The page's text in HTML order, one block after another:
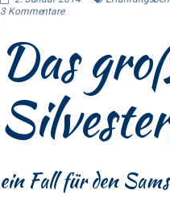
3 Kommentare
Das
ein Fall für den